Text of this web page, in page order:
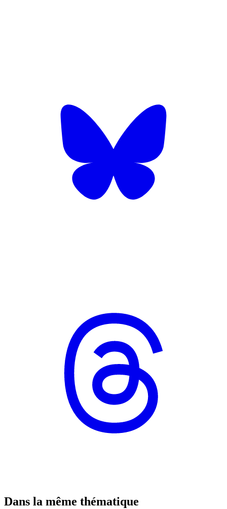
Dans la même thématique